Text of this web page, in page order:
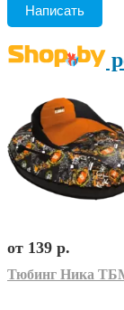
Написать
от 139 р.
Тюбинг Ника